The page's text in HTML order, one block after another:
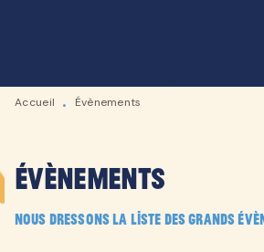
Accueil • Évènements
Évènements
Nous dressons la liste des grands